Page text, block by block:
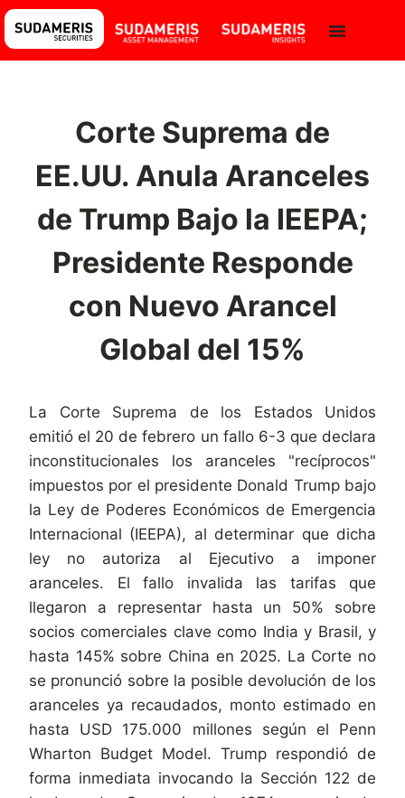
Corte Suprema de
EE.UU. Anula Aranceles
de Trump Bajo la IEEPA;
Presidente Responde
con Nuevo Arancel
Global del 15%
La Corte Suprema de los Estados Unidos
emitió el 20 de febrero un fallo 6-3 que declara
inconstitucionales los aranceles "recíprocos"
impuestos por el presidente Donald Trump bajo
la Ley de Poderes Económicos de Emergencia
Internacional (IEEPA), al determinar que dicha
ley no autoriza al Ejecutivo a imponer
aranceles. El fallo invalida las tarifas que
llegaron a representar hasta un 50% sobre
socios comerciales clave como India y Brasil, y
hasta 145% sobre China en 2025. La Corte no
se pronunció sobre la posible devolución de los
aranceles ya recaudados, monto estimado en
hasta USD 175.000 millones según el Penn
Wharton Budget Model. Trump respondió de
forma inmediata invocando la Sección 122 de